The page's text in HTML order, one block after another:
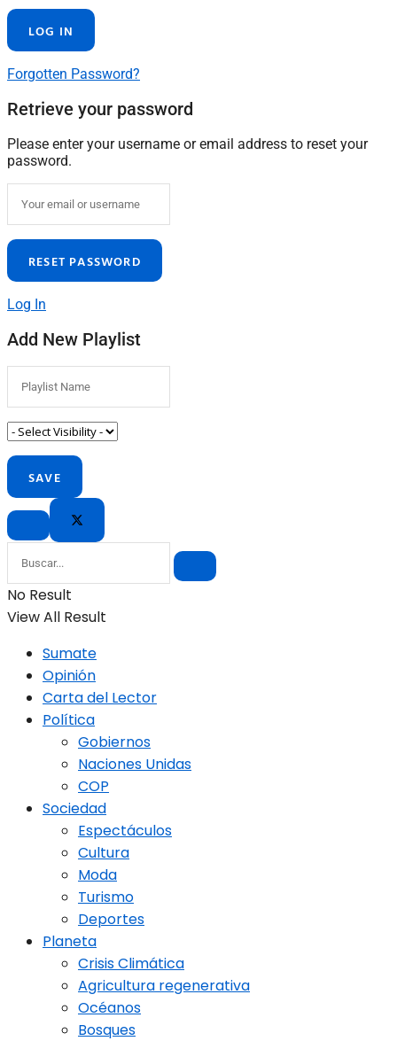
Forgotten Password?
Retrieve your password
Please enter your username or email address to reset your
password.
Log In
Add New Playlist
No Result
View All Result
Sumate
Opinión
Carta del Lector
Política
Gobiernos
Naciones Unidas
COP
Sociedad
Espectáculos
Cultura
Moda
Turismo
Deportes
Planeta
Crisis Climática
Agricultura regenerativa
Océanos
Bosques